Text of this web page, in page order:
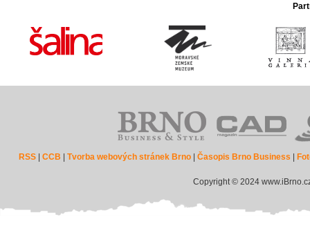
RSS |CCB |Tvorba webových stránek Brno |Časopis Brno Business
Copyright © 2024